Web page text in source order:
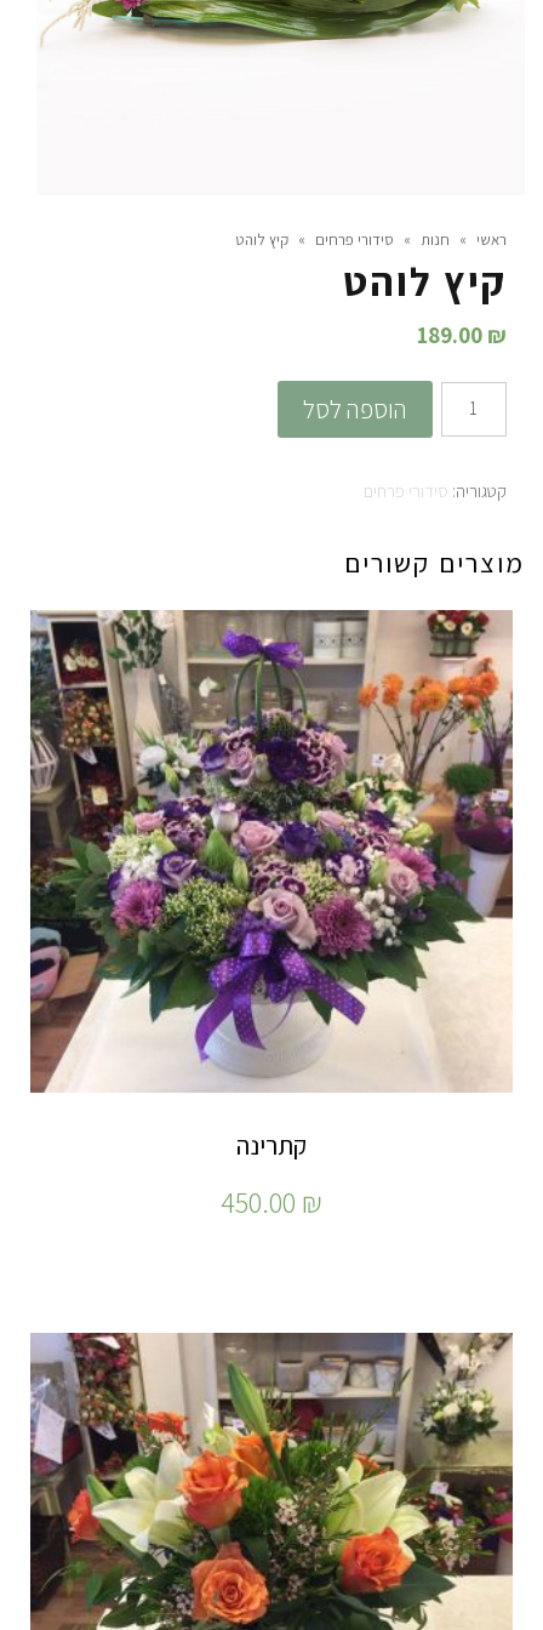
ראשי » חנות » סידורי פרחים » קיץ לוהט
קיץ לוהט
189.00 ₪
כמות
של
לוהט
הוספה לסל
קטגוריה: סידורי פרחים
מוצרים קשורים
קתרינה
450.00 ₪